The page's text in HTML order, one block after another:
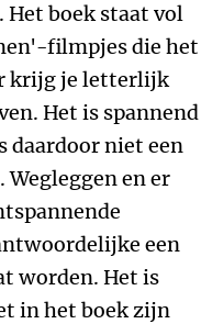
boek staat vol
filmpjes die het
krijg je letterlijk
Het is spannend
daardoor niet een
en er
een
worden. Het is
in het boek zijn